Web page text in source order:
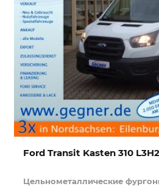
Ford Transit Kasten 310
Цельнометаллические